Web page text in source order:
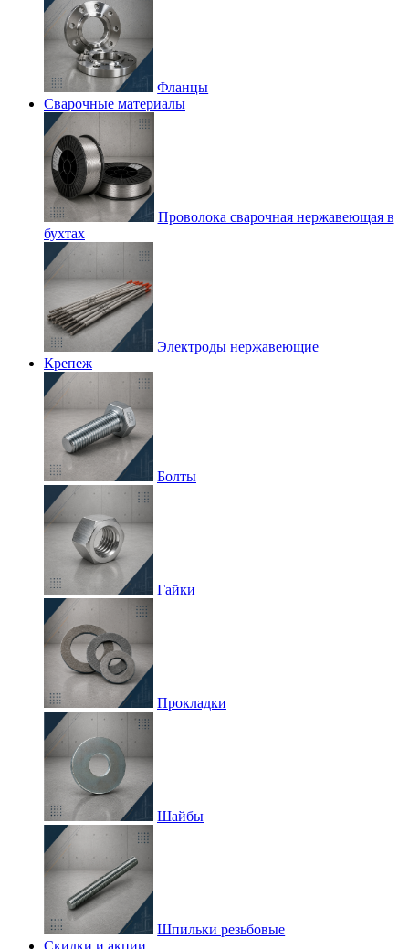
Фланцы
Сварочные материалы
Проволока сварочная нержавеющая в
бухтах
Электроды нержавеющие
Крепеж
Болты
Гайки
Прокладки
Шайбы
Шпильки резьбовые
Скидки и акции